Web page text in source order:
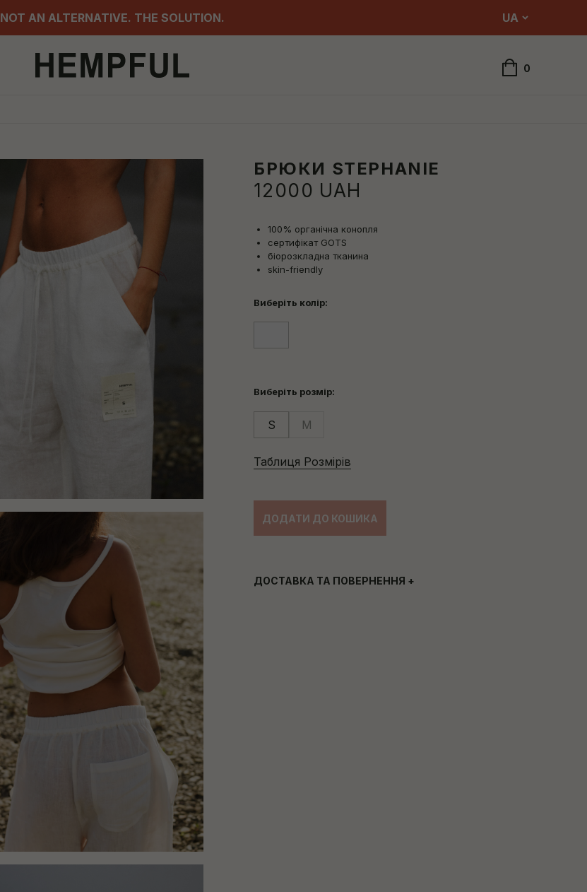
NOT AN ALTERNATIVE. THE SOLUTION. UA
0
БРЮКИ STEPHANIE
12000 UAH
100% органічна конопля
сертифікат GOTS
біорозкладна тканина
skin-friendly
Виберіть колір:
Виберіть розмір:
S M
Таблиця Розмірів
ДОДАТИ ДО КОШИКА
ДОСТАВКА ТА ПОВЕРНЕННЯ +